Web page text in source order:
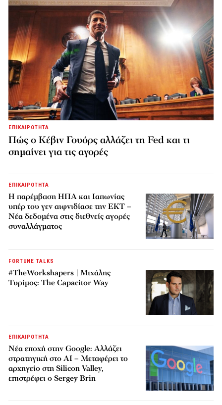
ΕΠΙΚΑΙΡΟΤΗΤΑ
Πώς ο Κέβιν Γουόρς αλλάζει τη Fed και τι
σημαίνει για τις αγορές
ΕΠΙΚΑΙΡΟΤΗΤΑ
Η παρέμβαση ΗΠΑ και Ιαπωνίας
υπέρ του γεν αιφνιδίασε την ΕΚΤ –
Νέα δεδομένα στις διεθνείς αγορές
συναλλάγματος
FORTUNE TALKS
#TheWorkshapers | Μιχάλης
Τυρίμος: The Capacitor Way
ΕΠΙΚΑΙΡΟΤΗΤΑ
Νέα εποχή στην Google: Αλλάζει
στρατηγική στο AI – Μεταφέρει το
αρχηγείο στη Silicon Valley,
επιστρέφει ο Sergey Brin